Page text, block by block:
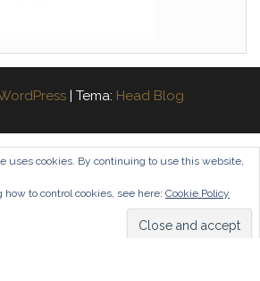
| Tema: Head Blog
uses cookies. By continuing to use this website,
to control cookies, see here: Cookie Policy